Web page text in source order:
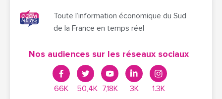
Toute l’information économique du Sud
de la France en temps réel
Nos audiences sur les réseaux sociaux
66K 50,4K 7,18K 3K 1.3K